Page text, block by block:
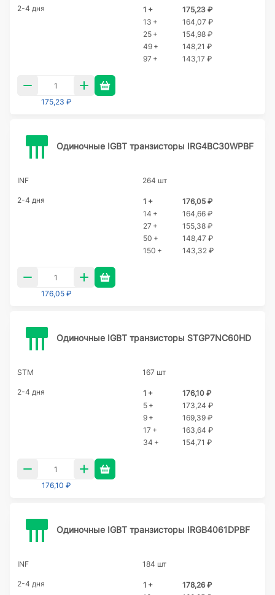
2-4 дня 1 +
175,23 ₽
13 +
164,07 ₽
25 +
154,98 ₽
49 +
148,21 ₽
97 +
143,17 ₽
175,23 ₽
Одиночные IGBT транзисторы IRG4BC30WPBF
INF 264 шт
2-4 дня 1 +
176,05 ₽
14 +
164,66 ₽
27 +
155,38 ₽
50 +
148,47 ₽
150 +
143,32 ₽
176,05 ₽
Одиночные IGBT транзисторы STGP7NC60HD
STM 167 шт
2-4 дня 1 +
176,10 ₽
5 +
173,24 ₽
9 +
169,39 ₽
17 +
163,64 ₽
34 +
154,71 ₽
176,10 ₽
Одиночные IGBT транзисторы IRGB4061DPBF
INF 184 шт
2-4 дня 1 +
178,26 ₽